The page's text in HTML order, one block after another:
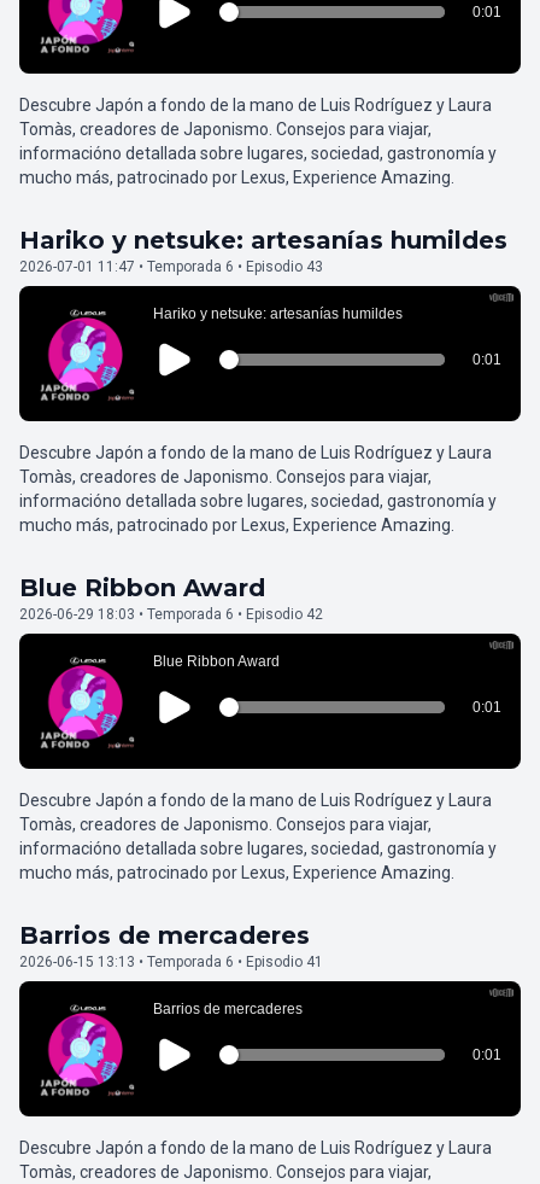
Descubre Japón a fondo de la mano de Luis Rodríguez y Laura
Tomàs, creadores de Japonismo. Consejos para viajar,
informacióno detallada sobre lugares, sociedad, gastronomía y
mucho más, patrocinado por Lexus, Experience Amazing.
Hariko y netsuke: artesanías humildes
2026-07-01 11:47 • Temporada 6 • Episodio 43
Descubre Japón a fondo de la mano de Luis Rodríguez y Laura
Tomàs, creadores de Japonismo. Consejos para viajar,
informacióno detallada sobre lugares, sociedad, gastronomía y
mucho más, patrocinado por Lexus, Experience Amazing.
Blue Ribbon Award
2026-06-29 18:03 • Temporada 6 • Episodio 42
Descubre Japón a fondo de la mano de Luis Rodríguez y Laura
Tomàs, creadores de Japonismo. Consejos para viajar,
informacióno detallada sobre lugares, sociedad, gastronomía y
mucho más, patrocinado por Lexus, Experience Amazing.
Barrios de mercaderes
2026-06-15 13:13 • Temporada 6 • Episodio 41
Descubre Japón a fondo de la mano de Luis Rodríguez y Laura
Tomàs, creadores de Japonismo. Consejos para viajar,